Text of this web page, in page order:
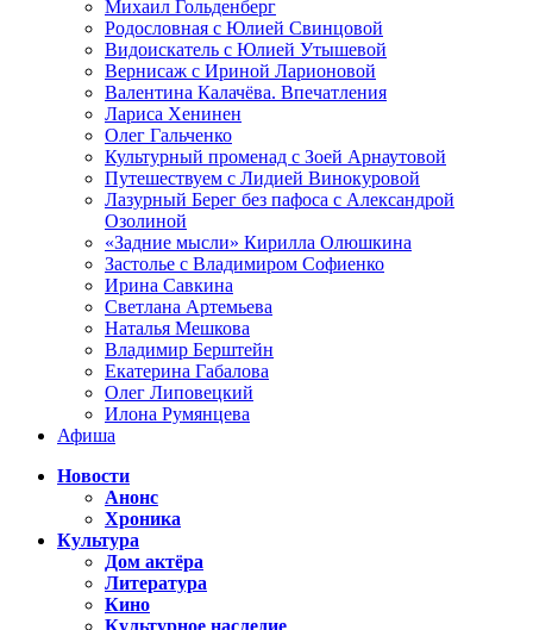
Михаил Гольденберг
Родословная с Юлией Свинцовой
Видоискатель с Юлией Утышевой
Вернисаж с Ириной Ларионовой
Валентина Калачёва. Впечатления
Лариса Хенинен
Олег Гальченко
Культурный променад с Зоей Арнаутовой
Путешествуем с Лидией Винокуровой
Лазурный Берег без пафоса с Александрой
Озолиной
«Задние мысли» Кирилла Олюшкина
Застолье с Владимиром Софиенко
Ирина Савкина
Светлана Артемьева
Наталья Мешкова
Владимир Берштейн
Екатерина Габалова
Олег Липовецкий
Илона Румянцева
Афиша
Новости
Анонс
Хроника
Культура
Дом актёра
Литература
Кино